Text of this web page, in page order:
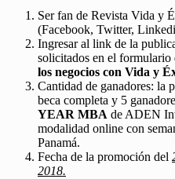
Ser fan de Revista Vida y
(Facebook, Twitter,
Ingresar al link de la
solicitados en el formulario
los negocios con Vida y
Cantidad de ganadores: la
beca completa y 5
YEAR MBA de ADEN
modalidad online con
Panamá.
Fecha de la promoción del
2018.